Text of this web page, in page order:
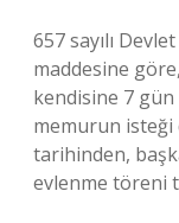
657 sayılı
maddesine
kendisine 7
memurun isteği
tarihinden,
evlenme töreni